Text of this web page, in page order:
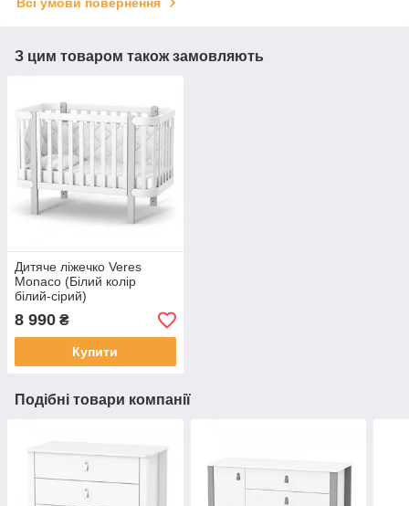
З цим товаром також замовляють
Дитяче ліжечко Veres
Monaco (Білий колір
білий-сірий)
8 990 ₴
Купити
Подібні товари компанії